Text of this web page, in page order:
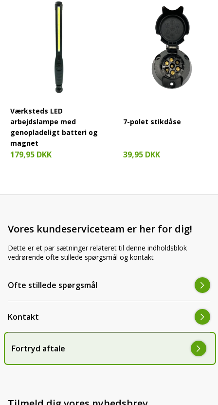
Værksteds LED
arbejdslampe med
genopladeligt batteri og
magnet
179,95 DKK
7-polet stikdåse
39,95 DKK
Vores kundeserviceteam er her for dig!
Dette er et par sætninger relateret til denne indholdsblok
vedrørende ofte stillede spørgsmål og kontakt
Ofte stillede spørgsmål
Kontakt
Fortryd aftale